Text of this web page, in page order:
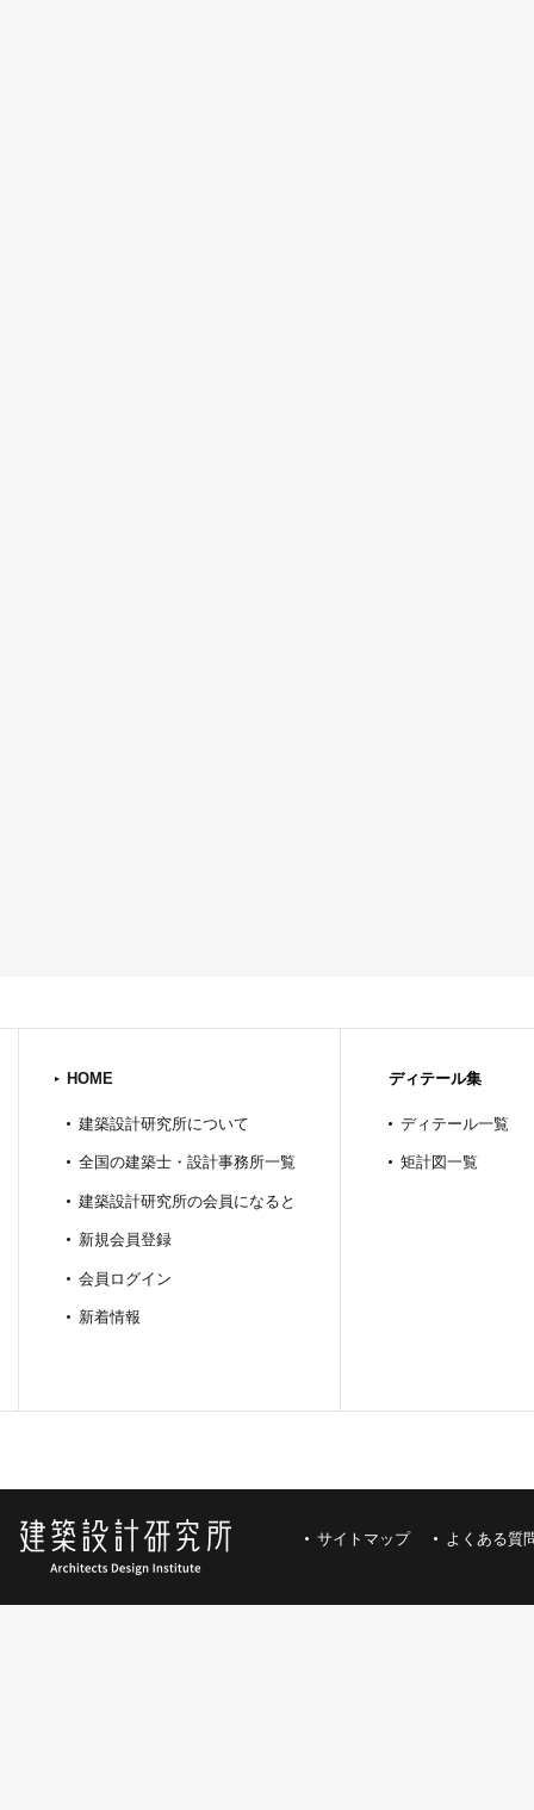
HOME
建築設計研究所について
全国の建築士・設計事務所一覧
建築設計研究所の会員になると
新規会員登録
会員ログイン
新着情報
ディテール集
ディテール一覧
矩計図一覧
サイトマップ よくある質